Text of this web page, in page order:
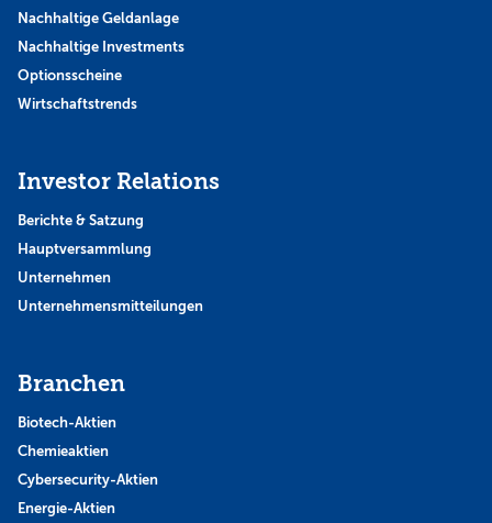
Nachhaltige Geldanlage
Nachhaltige Investments
Optionsscheine
Wirtschaftstrends
Investor Relations
Berichte & Satzung
Hauptversammlung
Unternehmen
Unternehmensmitteilungen
Branchen
Biotech-Aktien
Chemieaktien
Cybersecurity-Aktien
Energie-Aktien